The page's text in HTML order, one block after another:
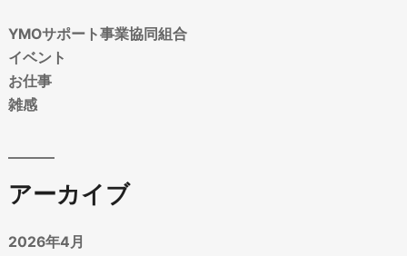
YMOサポート事業協同組合
イベント
お仕事
雑感
アーカイブ
2026年4月